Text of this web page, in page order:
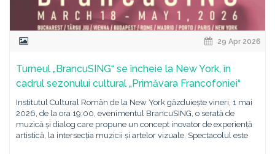
29 Apr 2026
Turneul „BrancuSING“ se încheie la New York, în
cadrul sezonului cultural „Primăvara Francofoniei“
Institutul Cultural Român de la New York găzduiește vineri, 1 mai
2026, de la ora 19:00, evenimentul BrancuSING, o serată de
muzică și dialog care propune un concept inovator de experiență
artistică, la intersecția muzicii și artelor vizuale. Spectacolul este